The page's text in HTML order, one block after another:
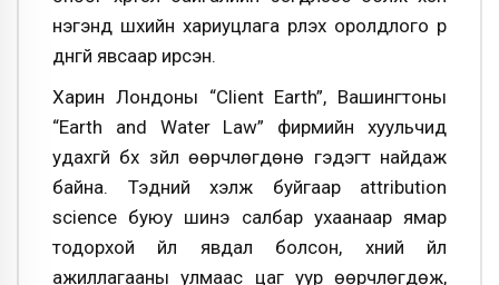
нэгэнд шүүхийн хариуцлага үүрүүлэх оролдлого үр
дүнгүй явсаар ирсэн.
Харин Лондоны “Client Earth”, Вашингтоны
“Earth and Water Law” фирмийн хуульчид
удахгүй бүх зүйл өөрчлөгдөнө гэдэгт найдаж
байна. Тэдний хэлж буйгаар attribution
science буюу шинэ салбар ухаанаар ямар
тодорхой үйл явдал болсон, хүний үйл
ажиллагааны улмаас цаг уур өөрчлөгдөж,